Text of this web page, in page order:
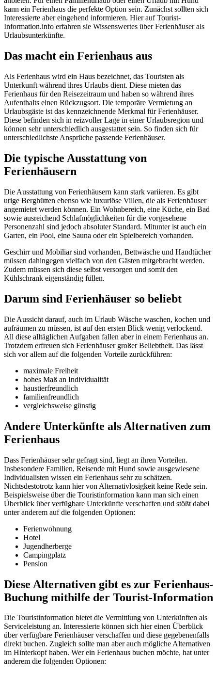
kann ein Ferienhaus die perfekte Option sein. Zunächst sollten sich
Interessierte aber eingehend informieren. Hier auf Tourist-
Information.info erfahren sie Wissenswertes über Ferienhäuser als
Urlaubsunterkünfte.
Das macht ein Ferienhaus aus
Als Ferienhaus wird ein Haus bezeichnet, das Touristen als
Unterkunft während ihres Urlaubs dient. Diese mieten das
Ferienhaus für den Reisezeitraum und haben so während ihres
Aufenthalts einen Rückzugsort. Die temporäre Vermietung an
Urlaubsgäste ist das kennzeichnende Merkmal für Ferienhäuser.
Diese befinden sich in reizvoller Lage in einer Urlaubsregion und
können sehr unterschiedlich ausgestattet sein. So finden sich für
unterschiedlichste Ansprüche passende Ferienhäuser.
Die typische Ausstattung von
Ferienhäusern
Die Ausstattung von Ferienhäusern kann stark variieren. Es gibt
urige Berghütten ebenso wie luxuriöse Villen, die als Ferienhäuser
angemietet werden können. Ein Wohnbereich, eine Küche, ein Bad
sowie ausreichend Schlafmöglichkeiten für die vorgesehene
Personenzahl sind jedoch absoluter Standard. Mitunter ist auch ein
Garten, ein Pool, eine Sauna oder ein Spielbereich vorhanden.
Geschirr und Mobiliar sind vorhanden, Bettwäsche und Handtücher
müssen dahingegen vielfach von den Gästen mitgebracht werden.
Zudem müssen sich diese selbst versorgen und somit den
Kühlschrank eigenständig füllen.
Darum sind Ferienhäuser so beliebt
Die Aussicht darauf, auch im Urlaub Wäsche waschen, kochen und
aufräumen zu müssen, ist auf den ersten Blick wenig verlockend.
All diese alltäglichen Aufgaben fallen aber in einem Ferienhaus an.
Trotzdem erfreuen sich Ferienhäuser großer Beliebtheit. Das lässt
sich vor allem auf die folgenden Vorteile zurückführen:
maximale Freiheit
hohes Maß an Individualität
haustierfreundlich
familienfreundlich
vergleichsweise günstig
Andere Unterkünfte als Alternativen zum
Ferienhaus
Dass Ferienhäuser sehr gefragt sind, liegt an ihren Vorteilen.
Insbesondere Familien, Reisende mit Hund sowie ausgewiesene
Individualisten wissen ein Ferienhaus sehr zu schätzen.
Nichtsdestotrotz kann hier von Alternativlosigkeit keine Rede sein.
Beispielsweise über die Touristinformation kann man sich einen
Überblick über verfügbare Unterkünfte verschaffen und stößt dabei
unter anderem auf die folgenden Optionen:
Ferienwohnung
Hotel
Jugendherberge
Campingplatz
Pension
Diese Alternativen gibt es zur Ferienhaus-
Buchung mithilfe der Tourist-Information
Die Touristinformation bietet die Vermittlung von Unterkünften als
Serviceleistung an. Interessierte können sich hier einen Überblick
über verfügbare Ferienhäuser verschaffen und diese gegebenenfalls
direkt buchen. Zugleich sollte man aber auch mögliche Alternativen
im Hinterkopf haben. Wer ein Ferienhaus buchen möchte, hat unter
anderem die folgenden Optionen: